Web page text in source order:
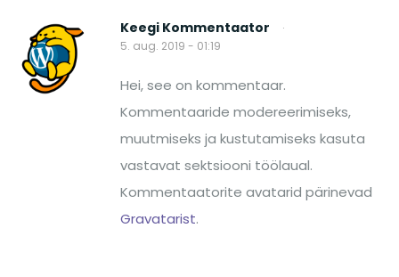
Keegi Kommentaator
·
5. aug. 2019 - 01:19
Hei, see on kommentaar.
Kommentaaride modereerimiseks,
muutmiseks ja kustutamiseks kasuta
vastavat sektsiooni töölaual.
Kommentaatorite avatarid pärinevad
Gravatarist.